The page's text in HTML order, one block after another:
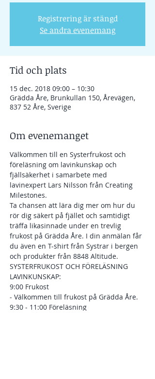
Registrering är stängd
Se andra evenemang
Tid och plats
15 dec. 2018 09:00 – 10:30
Grädda Åre, Brunkullan 150, Årevägen,
837 52 Åre, Sverige
Om evenemanget
Välkommen till en Systerfrukost och
föreläsning om lavinkunskap och
fjällsäkerhet i samarbete med
lavinexpert Lars Nilsson från Creating
Milestones.
Ta chansen att lära dig mer om hur du
rör dig säkert på fjället och samtidigt
träffa likasinnade under en trevlig
frukost på Grädda Åre. I din anmälan får
du även en T-shirt från Systrar i bergen
och produkter från 8848 Altitude.
SYSTERFRUKOST OCH FÖRELÄSNING
LAVINKUNSKAP:
9:00 Frukost
- Välkommen till frukost på Grädda Åre.
9:30 - 11:00 Föreläsning